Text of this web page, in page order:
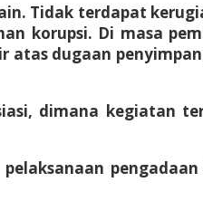
Tidak terdapat
korupsi. Di masa
dugaan
dimana kegiatan